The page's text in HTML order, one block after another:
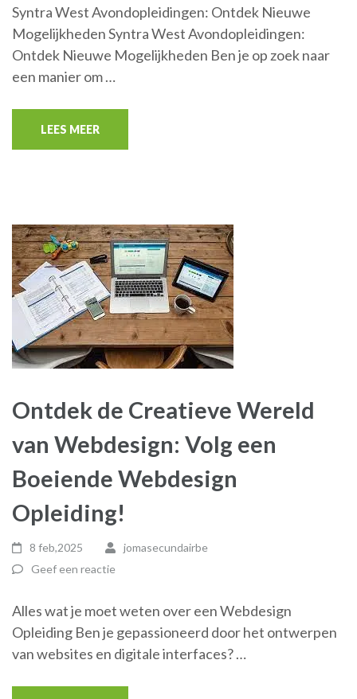
Syntra West Avondopleidingen: Ontdek Nieuwe
Mogelijkheden Syntra West Avondopleidingen:
Ontdek Nieuwe Mogelijkheden Ben je op zoek naar
een manier om …
LEES MEER
Ontdek de Creatieve Wereld
van Webdesign: Volg een
Boeiende Webdesign
Opleiding!
8 feb,2025
jomasecundairbe
Geef een reactie
Alles wat je moet weten over een Webdesign
Opleiding Ben je gepassioneerd door het ontwerpen
van websites en digitale interfaces? …